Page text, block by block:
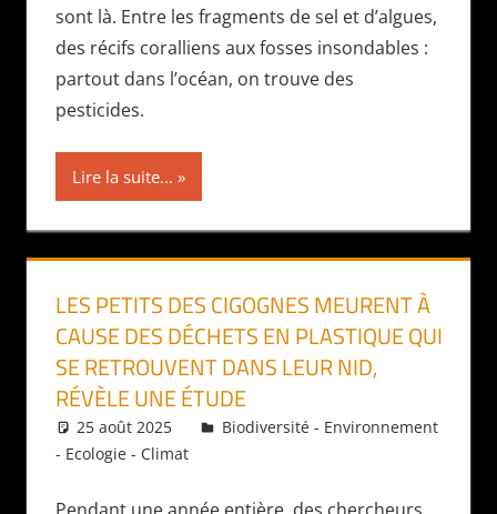
sont là. Entre les fragments de sel et d’algues,
des récifs coralliens aux fosses insondables :
partout dans l’océan, on trouve des
pesticides.
Lire la suite...
LES PETITS DES CIGOGNES MEURENT À
CAUSE DES DÉCHETS EN PLASTIQUE QUI
SE RETROUVENT DANS LEUR NID,
RÉVÈLE UNE ÉTUDE
25 août 2025 Daniel
Biodiversité - Environnement
- Ecologie - Climat